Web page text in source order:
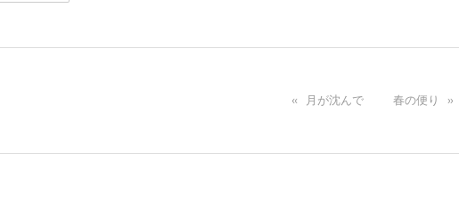
« 月が沈んで 春の便り »